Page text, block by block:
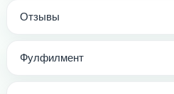
Отзывы
Фулфилмент